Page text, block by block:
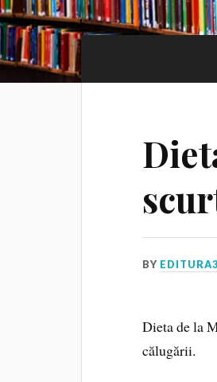
BY
Dieta de la
călugării.